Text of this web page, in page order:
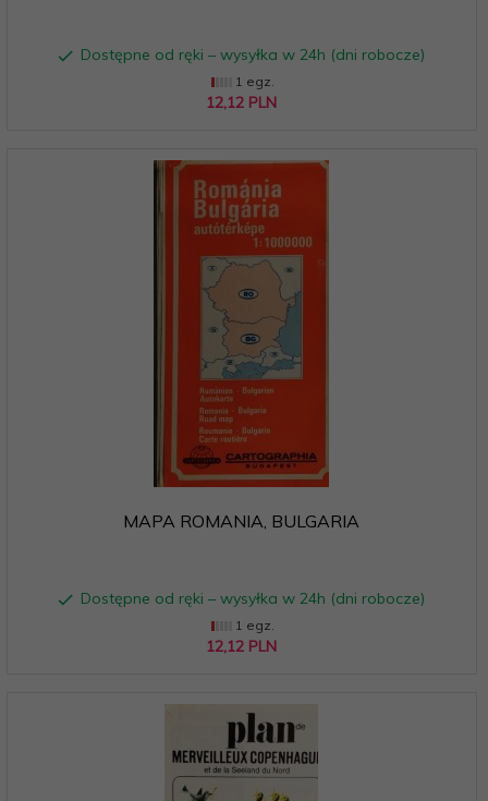
Dostępne od ręki – wysyłka w 24h (dni robocze)
1 egz.
12,12 PLN
MAPA ROMANIA, BULGARIA
Dostępne od ręki – wysyłka w 24h (dni robocze)
1 egz.
12,12 PLN